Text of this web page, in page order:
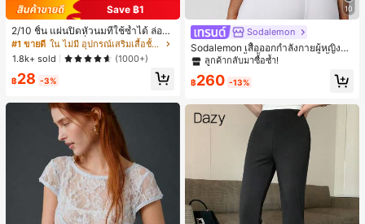
Save ฿1
2/10 ชิ้น แผ่นปิดหัวนมที่ใช้ซ้ำได้ ล่องห
น ไร้รอยต่อ & ไม่ลื่น เหมาะสำหรับโอก
าสต่างๆ สิ่งจำเป็นสำหรับฤดูร้อน
#1 ขายดี
ใน ไม่มี อุปกรณ์เสริมเสื้อชั้นในผู้หญิง
1.8k+ sold
(1000+)
฿28 -3%
10
Sodalemon
Sodalemon เสื้อออกกำลังกายผู้หญิงแ
บบบิดหลัง, เสื้อชั้นในกีฬาโยคะสีพื้นแบ
ลูกค้ากลับมาซื้อซ้ำ!
฿260 -13%